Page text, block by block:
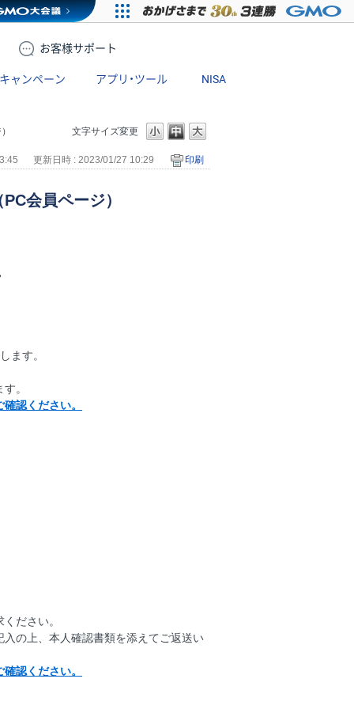
お客様サポート
キャンペーン アプリ・ツール NISA
文字サイズ変更
更新日時 : 2023/01/27 10:29 印刷
会員ページ）
ます。
。
認ください。
ださい。
の上、本人確認書類を添えてご返送い
認ください。